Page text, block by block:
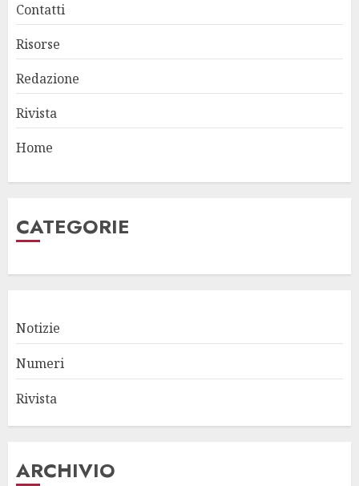
Contatti
Risorse
Redazione
Rivista
Home
CATEGORIE
Notizie
Numeri
Rivista
ARCHIVIO